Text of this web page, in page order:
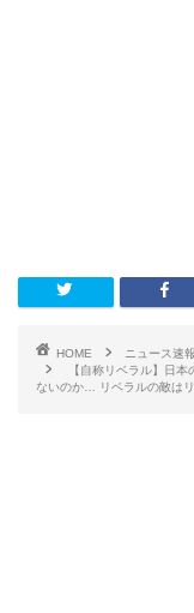
HOME ニュース速報
【自称リベラル】日
ないのか… リベラルの敵は